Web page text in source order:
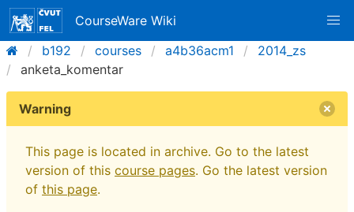
CourseWare Wiki
b192
courses a4b36acm1
2014_zs
anketa_komentar
Warning
This page is located in archive. Go to the latest
version of this course pages. Go the latest version
of this page.